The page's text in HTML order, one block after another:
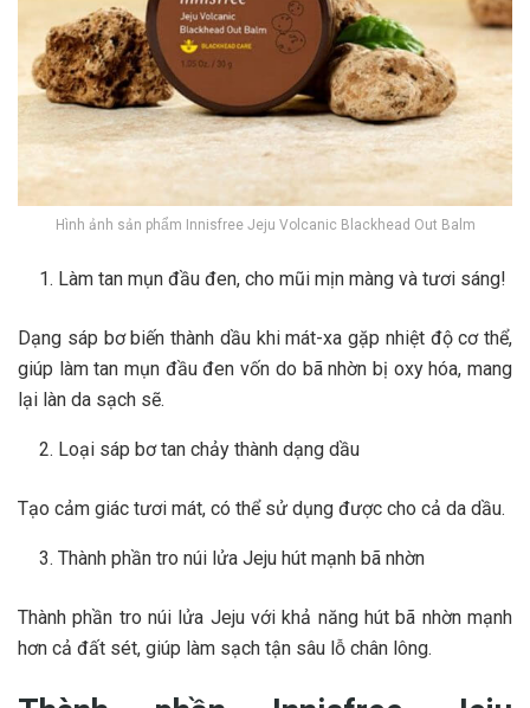
Hình ảnh sản phẩm Innisfree Jeju Volcanic Blackhead Out Balm
Làm tan mụn đầu đen, cho mũi mịn màng và tươi sáng!
Dạng sáp bơ biến thành dầu khi mát-xa gặp nhiệt độ cơ thể,
giúp làm tan mụn đầu đen vốn do bã nhờn bị oxy hóa, mang
lại làn da sạch sẽ.
Loại sáp bơ tan chảy thành dạng dầu
Tạo cảm giác tươi mát, có thể sử dụng được cho cả da dầu.
Thành phần tro núi lửa Jeju hút mạnh bã nhờn
Thành phần tro núi lửa Jeju với khả năng hút bã nhờn mạnh
hơn cả đất sét, giúp làm sạch tận sâu lỗ chân lông.